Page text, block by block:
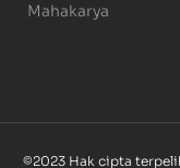
Mahakarya
©2023 Hak cipta